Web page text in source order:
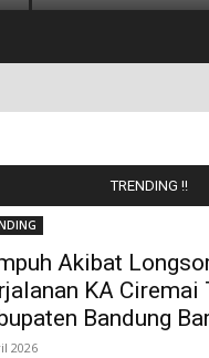
TRENDING !!
Akibat
KA Ciremai
Bandung
2026